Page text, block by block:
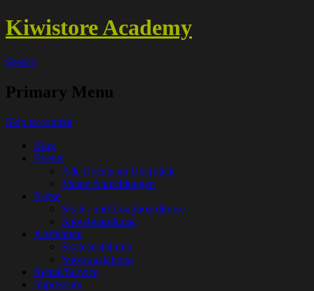
Kiwistore Academy
Search
Primary Menu
Skip to content
Blog
Events
Alle Events im Überblick
Meine Anmeldungen
Kurse
Skate- und Longboardkurse
Snowboardkurse
Ausfahrten
Skateausfahrten
Snowausfahrten
Rental/Service
Impressum